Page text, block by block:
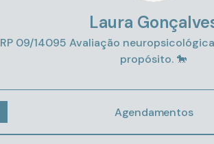
Laura
09/14095 Avaliação
propósito. 🐎
Agendamentos